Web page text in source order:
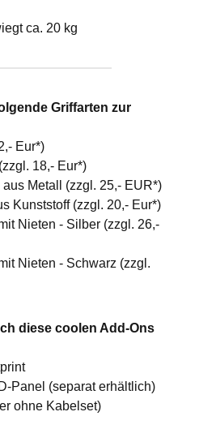
ca. 20 kg
Griffarten zur
Eur*)
18,- Eur*)
Metall (zzgl. 25,- EUR*)
Kunststoff (zzgl. 20,- Eur*)
Nieten - Silber (zzgl. 26,-
Nieten - Schwarz (zzgl.
diese coolen Add-Ons
Panel (separat erhältlich)
ohne Kabelset)